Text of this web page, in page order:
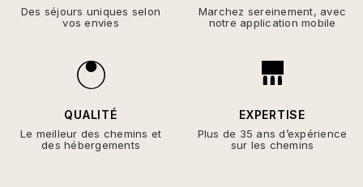
Des séjours uniques selon
vos envies
Marchez sereinement, avec
notre application mobile
QUALITÉ
Le meilleur des chemins et
des hébergements
EXPERTISE
Plus de 35 ans d’expérience
sur les chemins